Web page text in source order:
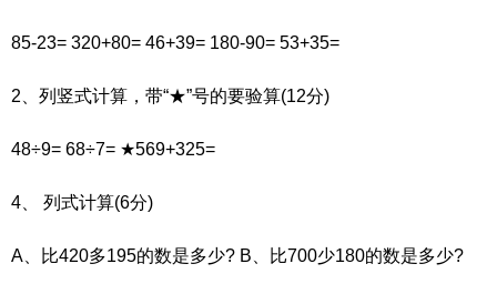
85-23= 320+80= 46+39= 180-90= 53+35=
2、列竖式计算，带“★”号的要验算(12分)
48÷9= 68÷7= ★569+325=
4、 列式计算(6分)
A、比420多195的数是多少? B、比700少180的数是多少?